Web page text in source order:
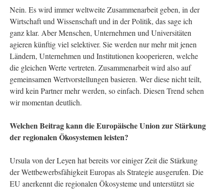
Nein. Es wird immer weltweite Zusammenarbeit geben, in der
Wirtschaft und Wissenschaft und in der Politik, das sage ich
ganz klar. Aber Menschen, Unternehmen und Universitäten
agieren künftig viel selektiver. Sie werden nur mehr mit jenen
Ländern, Unternehmen und Institutionen kooperieren, welche
die gleichen Werte vertreten. Zusammenarbeit wird also auf
gemeinsamen Wertvorstellungen basieren. Wer diese nicht teilt,
wird kein Partner mehr werden, so einfach. Diesen Trend sehen
wir momentan deutlich.
Welchen Beitrag kann die Europäische Union zur Stärkung
der regionalen Ökosystemen leisten?
Ursula von der Leyen hat bereits vor einiger Zeit die Stärkung
der Wettbewerbsfähigkeit Europas als Strategie ausgerufen. Die
EU anerkennt die regionalen Ökosysteme und unterstützt sie